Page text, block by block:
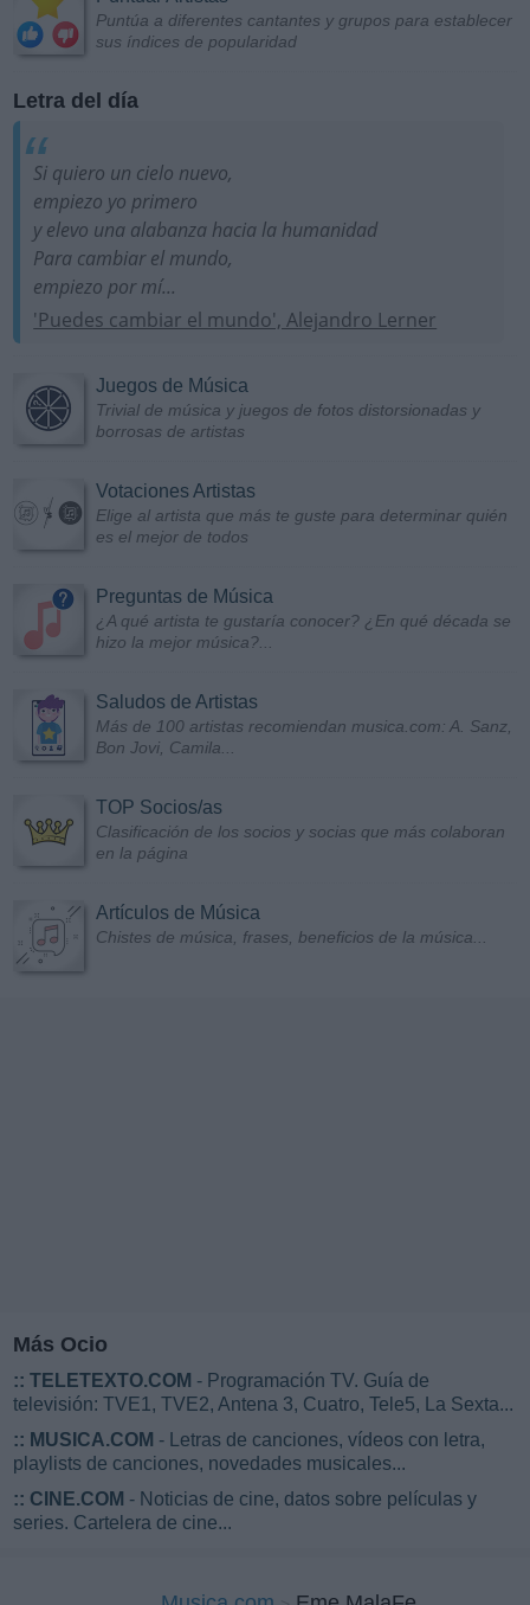
Puntúa a diferentes cantantes y grupos para establecer
sus índices de popularidad
Letra del día
Si quiero un cielo nuevo,
empiezo yo primero
y elevo una alabanza hacia la humanidad
Para cambiar el mundo,
empiezo por mí...
'Puedes cambiar el mundo', Alejandro Lerner
Juegos de Música
Trivial de música y juegos de fotos distorsionadas y
borrosas de artistas
Votaciones Artistas
Elige al artista que más te guste para determinar quién
es el mejor de todos
Preguntas de Música
¿A qué artista te gustaría conocer? ¿En qué década se
hizo la mejor música?...
Saludos de Artistas
Más de 100 artistas recomiendan musica.com: A. Sanz,
Bon Jovi, Camila...
TOP Socios/as
Clasificación de los socios y socias que más colaboran
en la página
Artículos de Música
Chistes de música, frases, beneficios de la música...
Más Ocio
:: TELETEXTO.COM - Programación TV. Guía de
televisión: TVE1, TVE2, Antena 3, Cuatro, Tele5, La Sexta...
:: MUSICA.COM - Letras de canciones, vídeos con letra,
playlists de canciones, novedades musicales...
:: CINE.COM - Noticias de cine, datos sobre películas y
series. Cartelera de cine...